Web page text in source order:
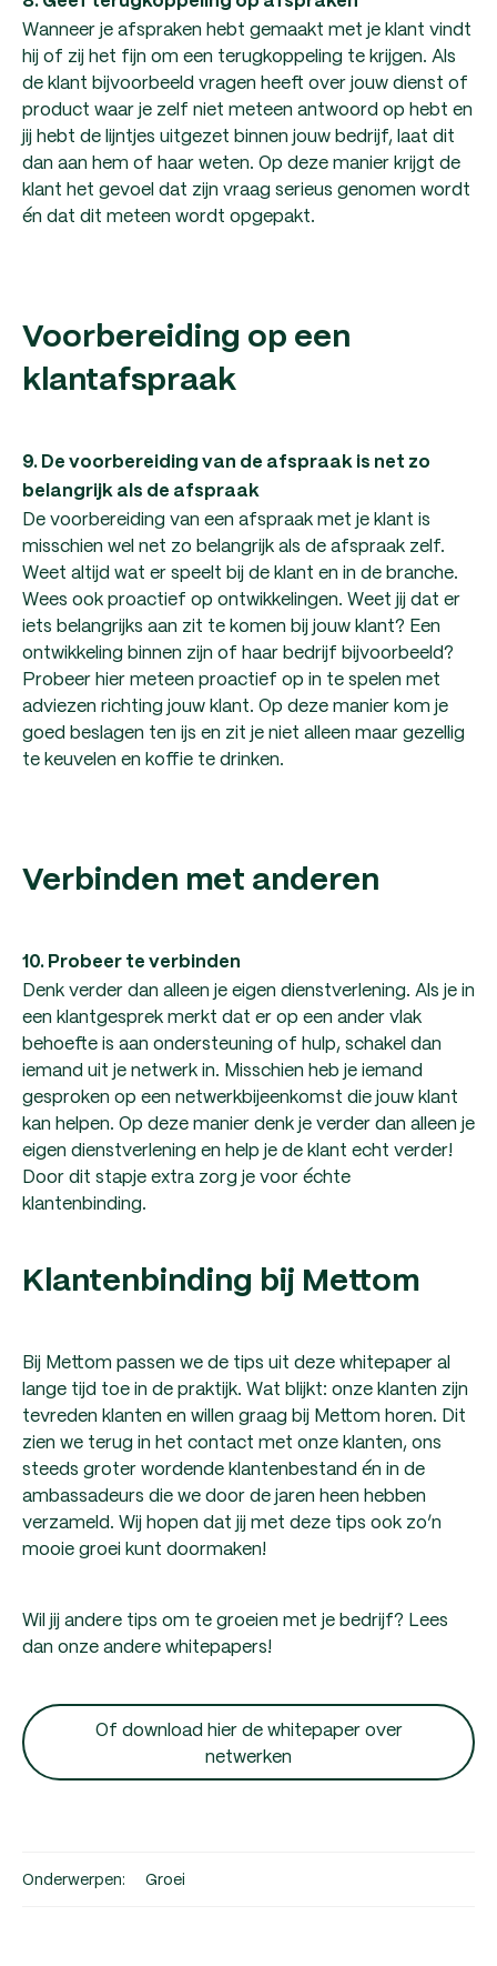
Wanneer je afspraken hebt gemaakt met je klant vindt
hij of zij het fijn om een terugkoppeling te krijgen. Als
de klant bijvoorbeeld vragen heeft over jouw dienst of
product waar je zelf niet meteen antwoord op hebt en
jij hebt de lijntjes uitgezet binnen jouw bedrijf, laat dit
dan aan hem of haar weten. Op deze manier krijgt de
klant het gevoel dat zijn vraag serieus genomen wordt
én dat dit meteen wordt opgepakt.
Voorbereiding op een
klantafspraak
9. De voorbereiding van de afspraak is net zo
belangrijk als de afspraak
De voorbereiding van een afspraak met je klant is
misschien wel net zo belangrijk als de afspraak zelf.
Weet altijd wat er speelt bij de klant en in de branche.
Wees ook proactief op ontwikkelingen. Weet jij dat er
iets belangrijks aan zit te komen bij jouw klant? Een
ontwikkeling binnen zijn of haar bedrijf bijvoorbeeld?
Probeer hier meteen proactief op in te spelen met
adviezen richting jouw klant. Op deze manier kom je
goed beslagen ten ijs en zit je niet alleen maar gezellig
te keuvelen en koffie te drinken.
Verbinden met anderen
10. Probeer te verbinden
Denk verder dan alleen je eigen dienstverlening. Als je in
een klantgesprek merkt dat er op een ander vlak
behoefte is aan ondersteuning of hulp, schakel dan
iemand uit je netwerk in. Misschien heb je iemand
gesproken op een netwerkbijeenkomst die jouw klant
kan helpen. Op deze manier denk je verder dan alleen je
eigen dienstverlening en help je de klant echt verder!
Door dit stapje extra zorg je voor échte
klantenbinding.
Klantenbinding bij Mettom
Bij Mettom passen we de tips uit deze whitepaper al
lange tijd toe in de praktijk. Wat blijkt: onze klanten zijn
tevreden klanten en willen graag bij Mettom horen. Dit
zien we terug in het contact met onze klanten, ons
steeds groter wordende klantenbestand én in de
ambassadeurs die we door de jaren heen hebben
verzameld. Wij hopen dat jij met deze tips ook zo’n
mooie groei kunt doormaken!
Wil jij andere tips om te groeien met je bedrijf? Lees
dan onze andere whitepapers!
Of download hier de whitepaper over
netwerken
Onderwerpen: Groei